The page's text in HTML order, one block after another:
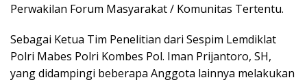
Perwakilan Forum Masyarakat / Komunitas Tertentu.
Sebagai Ketua Tim Penelitian dari Sespim Lemdiklat
Polri Mabes Polri Kombes Pol. Iman Prijantoro, SH,
yang didampingi beberapa Anggota lainnya melakukan